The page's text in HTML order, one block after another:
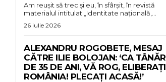
Am reușit să trec și eu, în sfârșit, în revistă
materialul intitulat „Identitate națională,...
26 iulie 2026
ALEXANDRU ROGOBETE, MESAJ
CĂTRE ILIE BOLOJAN: ‘CA TÂNĂR
DE 35 DE ANI, VĂ ROG, ELIBERAȚI
ROMÂNIA! PLECAȚI ACASĂ!’